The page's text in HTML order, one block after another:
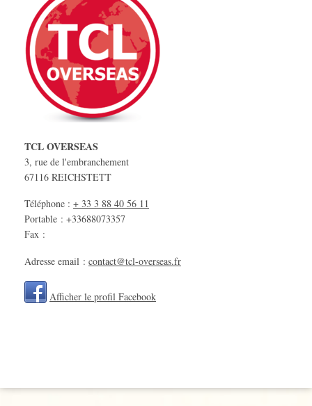
TCL OVERSEAS
3, rue de l'embranchement
67116 REICHSTETT
Téléphone : + 33 3 88 40 56 11
Portable : +33688073357
Fax :
Adresse email : contact@tcl-overseas.fr
Afficher le profil Facebook